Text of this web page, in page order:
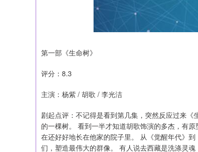
第一部《生命树》
评分：8.3
主演：杨紫 / 胡歌 / 李光洁
剧起点评：不记得是看到第几集，突然反应过来
的一棵树。 看到一半才知道胡歌饰演的多杰，有
在还好好地长在他家的院子里。 从《觉醒年代》
们，塑造最伟大的群像。 有人说去西藏是洗涤灵